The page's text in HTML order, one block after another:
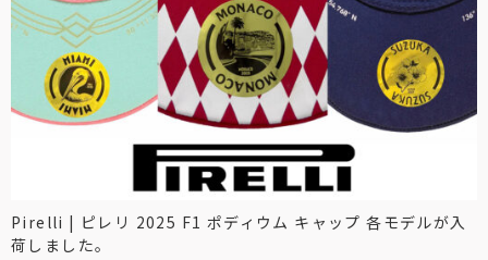
Pirelli | ピレリ 2025 F1 ポディウム キャップ 各モデルが入
荷しました。